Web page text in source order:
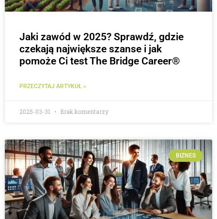
Jaki zawód w 2025? Sprawdź, gdzie
czekają największe szanse i jak
pomoże Ci test The Bridge Career®
PRZECZYTAJ ARTYKUŁ »
2025-03-31 Brak komentarzy
BIZNES